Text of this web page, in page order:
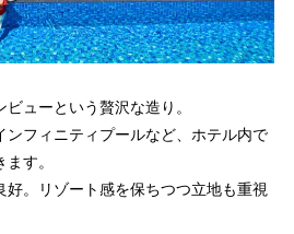
ューという贅沢な造り。
ンフィニティプールなど、ホテル内で
す。
。リゾート感を保ちつつ立地も重視